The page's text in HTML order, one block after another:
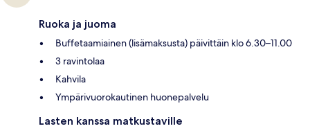
Ruoka ja juoma
Buffetaamiainen (lisämaksusta) päivittäin klo 6.30–11.00
3 ravintolaa
Kahvila
Ympärivuorokautinen huonepalvelu
Lasten kanssa matkustaville